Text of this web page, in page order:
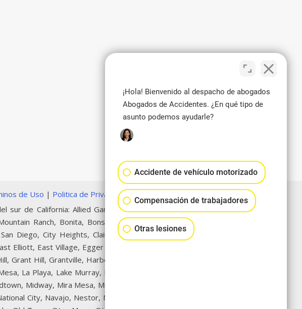
de Uso | Politica de Privacidad|
sur de California: Allied Gardens, Alpine, Alta San
Ranch, Bonita, Bonsall, Border, Broadway
Diego, City Heights, Clairemont, College Area,
Elliott, East Village, Egger Highlands, El Cajon, El
Grant Hill, Grantville, Harbor Island, Harborview,
La Playa, Lake Murray, Lakeside, Lincoln Park,
Midway, Mira Mesa, Miramar, Miramar Ranch
City, Navajo, Nestor, Normal Heights, North
¡Hola! Bienvenido al despacho de abogados
Abogados de Accidentes. ¿En qué tipo de
asunto podemos ayudarle?
Accidente de vehículo motorizado
Compensación de trabajadores
Otras lesiones